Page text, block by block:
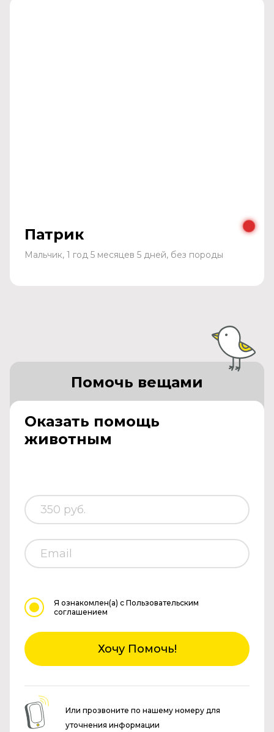
Патрик
Мальчик, 1 год 5 месяцев 5 дней, без породы
Оказать помощь
животным
Помочь вещами
Я ознакомлен(а) с Пользовательским
соглашением
Хочу Помочь!
Или прозвоните по нашему номеру для
уточнения информации